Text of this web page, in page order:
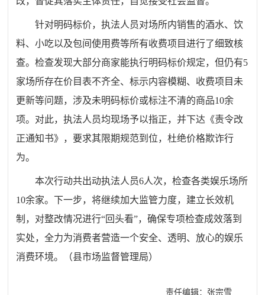
针对明码标价，执法人员对场所内销售的酒水、饮
料、小吃以及包间使用费等所有收费项目进行了细致核
查。检查发现大部分商家能执行明码标价规定，但仍有5
家场所存在价目表不齐全、标示内容模糊、收费项目未
更新等问题，涉及未明码标价或标注不清的商品10余
项。对此，执法人员均现场予以指正，并下达《责令改
正通知书》，要求其限期规范到位，杜绝价格欺诈行
为。
本次行动共出动执法人员6人次，检查各类娱乐场所
10余家。下一步，将继续加大监管力度，建立长效机
制，对整改情况进行“回头看”，确保专项检查成效落到
实处，全力为消费者营造一个安全、透明、放心的娱乐
消费环境。（县市场监督管理局）
责任编辑：张宗雪